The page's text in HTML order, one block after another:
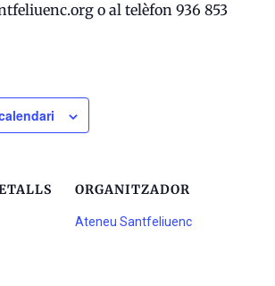
o al telèfon 936 853
ORGANITZADOR
Ateneu Santfeliuenc